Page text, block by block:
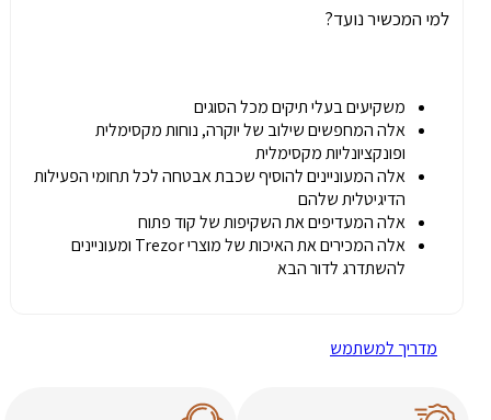
למי המכשיר נועד?
משקיעים בעלי תיקים מכל הסוגים
אלה המחפשים שילוב של יוקרה, נוחות מקסימלית
ופונקציונליות מקסימלית
אלה המעוניינים להוסיף שכבת אבטחה לכל תחומי הפעילות
הדיגיטלית שלהם
אלה המעדיפים את השקיפות של קוד פתוח
אלה המכירים את האיכות של מוצרי Trezor ומעוניינים
להשתדרג לדור הבא
מדריך למשתמש